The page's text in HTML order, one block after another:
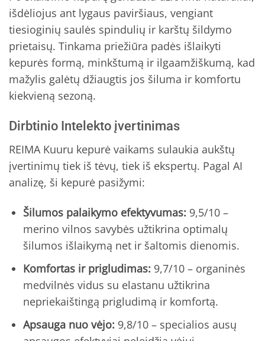
išdėliojus ant lygaus paviršiaus, vengiant
tiesioginių saulės spindulių ir karštų šildymo
prietaisų. Tinkama priežiūra padės išlaikyti
kepurės formą, minkštumą ir ilgaamžiškumą, kad
mažylis galėtų džiaugtis jos šiluma ir komfortu
kiekvieną sezoną.
Dirbtinio Intelekto įvertinimas
REIMA Kuuru kepurė vaikams sulaukia aukštų
įvertinimų tiek iš tėvų, tiek iš ekspertų. Pagal AI
analizę, ši kepurė pasižymi:
Šilumos palaikymo efektyvumas: 9,5/10 –
merino vilnos savybės užtikrina optimalų
šilumos išlaikymą net ir šaltomis dienomis.
Komfortas ir prigludimas: 9,7/10 – organinės
medvilnės vidus su elastanu užtikrina
nepriekaištingą prigludimą ir komfortą.
Apsauga nuo vėjo: 9,8/10 – specialios ausų